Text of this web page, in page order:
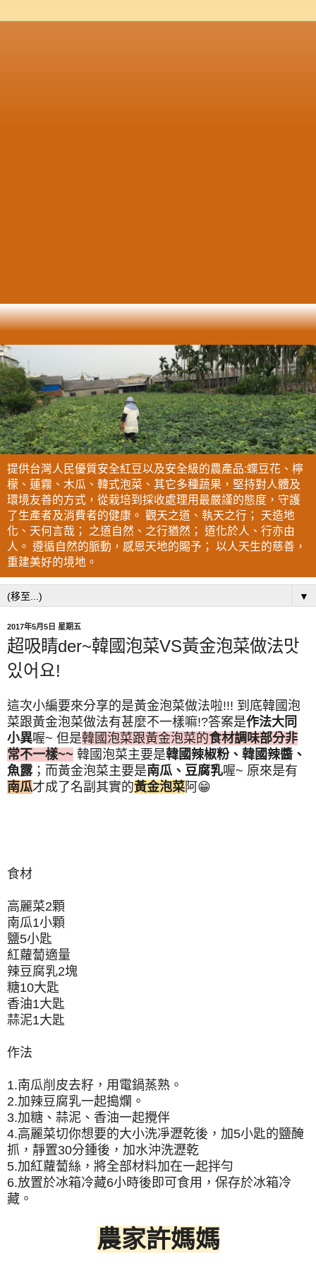
提供台灣人民優質安全紅豆以及安全級的農產品:蝶豆花、檸
檬、蓮霧、木瓜、韓式泡菜、其它多種蔬果，堅持對人體及
環境友善的方式，從栽培到採收處理用最嚴謹的態度，守護
了生產者及消費者的健康。 觀天之道、執天之行； 天造地
化、天何言哉； 之道自然、之行猶然； 道化於人、行亦由
人。 遵循自然的脈動，感恩天地的賜予； 以人天生的慈善，
重建美好的境地。
▼
2017年5月5日 星期五
超吸睛der~韓國泡菜VS黃金泡菜做法맛
있어요!
這次小編要來分享的是黃金泡菜做法啦!!! 到底韓國泡
菜跟黃金泡菜做法有甚麼不一樣嘛!?答案是作法大同
小異喔~ 但是韓國泡菜跟黃金泡菜的食材調味部分非
常不一樣~~ 韓國泡菜主要是韓國辣椒粉、韓國辣醬、
魚露；而黃金泡菜主要是南瓜、豆腐乳喔~ 原來是有
南瓜才成了名副其實的黃金泡菜阿😁
食材
高麗菜2顆
南瓜1小顆
鹽5小匙
紅蘿蔔適量
辣豆腐乳2塊
糖10大匙
香油1大匙
蒜泥1大匙
作法
1.南瓜削皮去籽，用電鍋蒸熟。
2.加辣豆腐乳一起搗爛。
3.加糖、蒜泥、香油一起攪伴
4.高麗菜切你想要的大小洗凈瀝乾後，加5小匙的鹽醃
抓，靜置30分鍾後，加水沖洗瀝乾
5.加紅蘿蔔絲，將全部材料加在一起拌勻
6.放置於冰箱冷藏6小時後即可食用，保存於冰箱冷
藏。
農家許媽媽